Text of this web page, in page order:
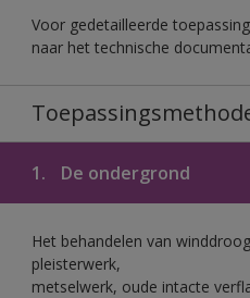
Voor gedetailleerde
naar het technische
1. De ondergrond
Het behandelen van
pleisterwerk,
metselwerk, oude intacte